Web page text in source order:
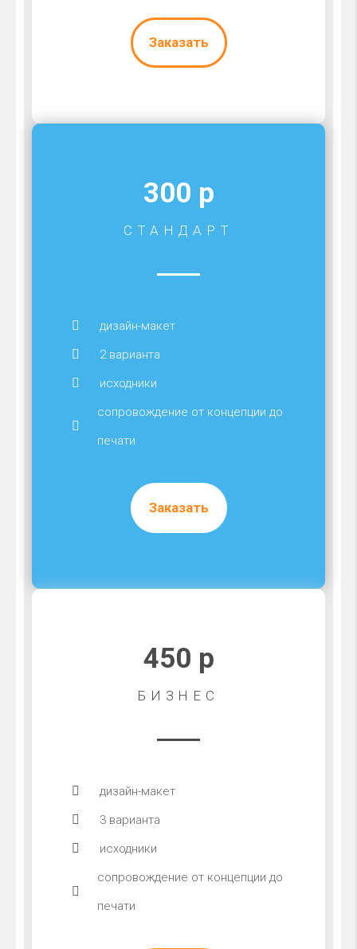
Заказать
300 р
СТАНДАРТ
дизайн-макет
2 варианта
исходники
сопровождение от концепции до
печати
Заказать
450 р
БИЗНЕС
дизайн-макет
3 варианта
исходники
сопровождение от концепции до
печати